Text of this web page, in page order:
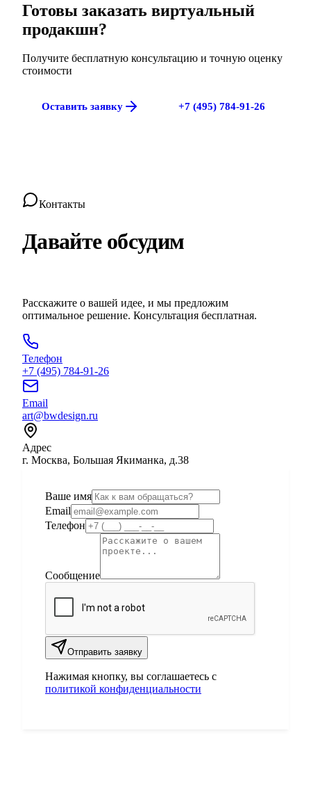
Готовы заказать виртуальный
продакшн?
Получите бесплатную консультацию и точную оценку
стоимости
Оставить заявку +7 (495) 784-91-26
Контакты
Давайте обсудим
Расскажите о вашей идее, и мы предложим
оптимальное решение. Консультация бесплатная.
Телефон
+7 (495) 784-91-26
Email
art@bwdesign.ru
Адрес
г. Москва, Большая Якиманка, д.38
Ваше имя
Email
Телефон
Сообщение
Отправить заявку
Нажимая кнопку, вы соглашаетесь с
политикой конфиденциальности